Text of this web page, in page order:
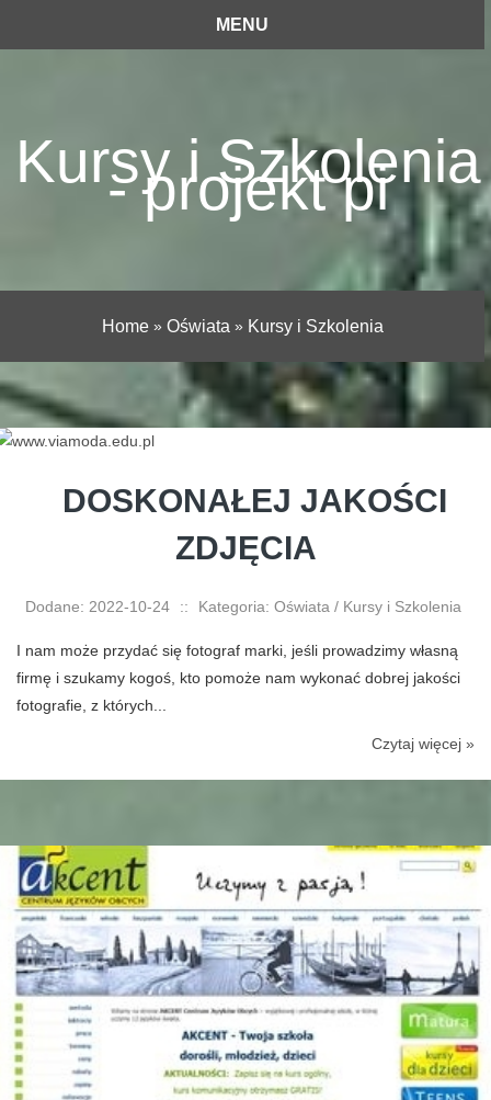
MENU
Kursy i Szkolenia
- projekt pi
Home» Oświata » Kursy i Szkolenia
DOSKONAŁEJ JAKOŚCI
ZDJĘCIA
Dodane: 2022-10-24 :: Kategoria: Oświata / Kursy i Szkolenia
I nam może przydać się fotograf marki, jeśli prowadzimy własną
firmę i szukamy kogoś, kto pomoże nam wykonać dobrej jakości
fotografie, z których...
Czytaj więcej »